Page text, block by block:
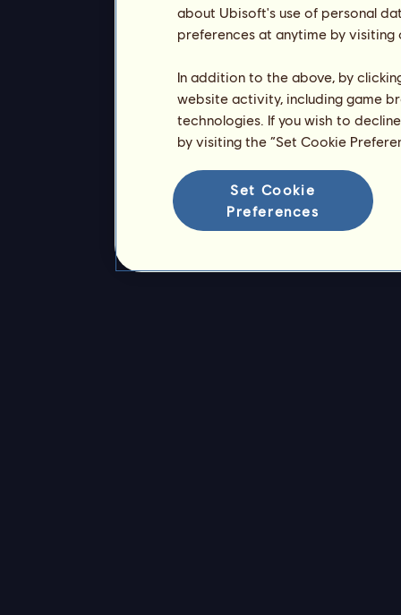
about Ubisoft's use of personal
preferences at anytime by
In addition to the above, by
website activity, including game
technologies. If you wish to
by visiting the “Set Cookie
Set Cookie
Preferences